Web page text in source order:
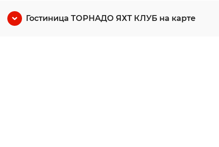
Гостиница ТОРНАДО ЯХТ КЛУБ на карте